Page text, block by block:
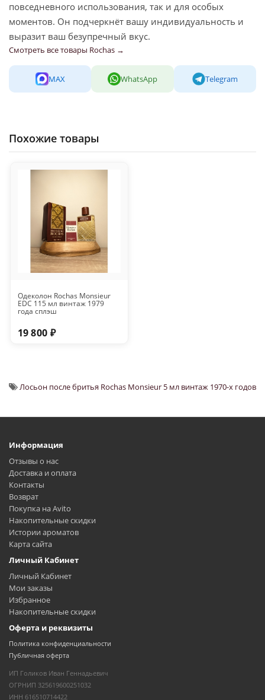
повседневного использования, так и для особых
моментов. Он подчеркнёт вашу индивидуальность и
выразит ваш безупречный вкус.
Смотреть все товары Rochas →
MAX WhatsApp Telegram
Похожие товары
Одеколон Rochas Monsieur
EDC 115 мл винтаж 1979
года сплэш
19 800 ₽
Лосьон после бритья Rochas Monsieur 5 мл винтаж 1970-х годов
Информация
Отзывы о нас
Доставка и оплата
Контакты
Возврат
Покупка на Avito
Накопительные скидки
Истории ароматов
Карта сайта
Личный Кабинет
Личный Кабинет
Мои заказы
Избранное
Накопительные скидки
Оферта и реквизиты
Политика конфиденциальности
Публичная оферта
ИП Голиков Иван Геннадьевич
ОГРНИП 325619600251032
ИНН 616510714422